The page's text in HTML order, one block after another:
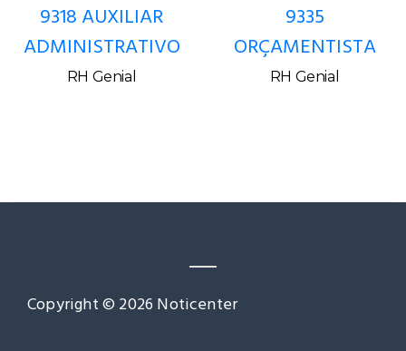
9318 AUXILIAR
ADMINISTRATIVO
RH Genial
9335
ORÇAMENTISTA
RH Genial
Copyright © 2026 Noticenter